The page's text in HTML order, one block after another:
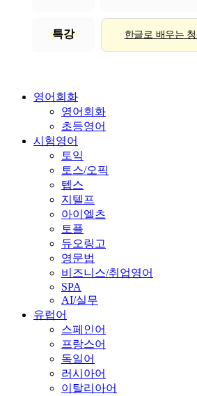
특강 한글로 배우는
영어회화
영어회화
초등영어
시험영어
토익
토스/오픽
텝스
지텔프
아이엘츠
토플
듀오링고
영문법
비즈니스/취업영어
SPA
AI/실무
유럽어
스페인어
프랑스어
독일어
러시아어
이탈리아어